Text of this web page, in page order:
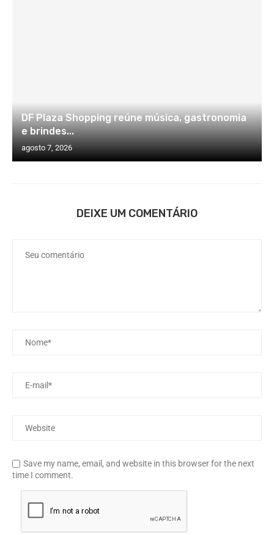
DF Plaza Shopping reúne música, gastronomia
e brindes...
agosto 7, 2026
DEIXE UM COMENTÁRIO
Save my name, email, and website in this browser for the next
time I comment.